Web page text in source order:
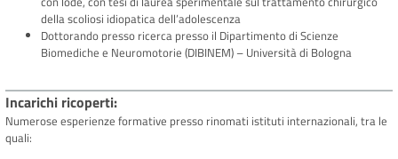
della scoliosi idiopatica dell’adolescenza
Dottorando presso ricerca presso il Dipartimento di Scienze
Biomediche e Neuromotorie (DIBINEM) – Università di Bologna
Incarichi ricoperti
Numerose esperienze formative presso rinomati istituti internazionali, tra le
quali: